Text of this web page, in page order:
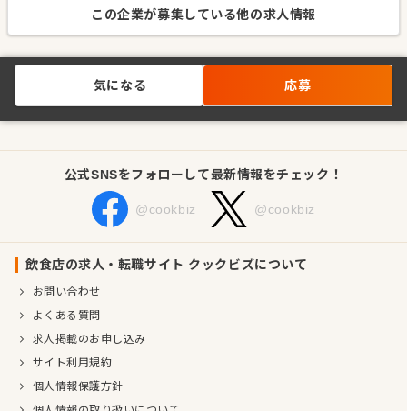
この企業が募集している他の求人情報
気になる 応募
公式SNSをフォローして最新情報をチェック！
@cookbiz @cookbiz
飲食店の求人・転職サイト クックビズについて
お問い合わせ
よくある質問
求人掲載のお申し込み
サイト利用規約
個人情報保護方針